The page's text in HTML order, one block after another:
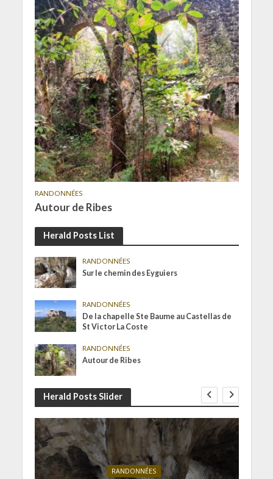
RANDONNÉES
Autour de Ribes
Herald Posts List
RANDONNÉES
Sur le chemin des Eyguiers
RANDONNÉES
De la chapelle Ste Baume au Castellas de
St Victor La Coste
RANDONNÉES
Autour de Ribes
Herald Posts Slider
RANDONNÉES